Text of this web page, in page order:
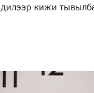
кижи